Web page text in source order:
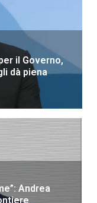
il Governo,
dà piena
Andrea